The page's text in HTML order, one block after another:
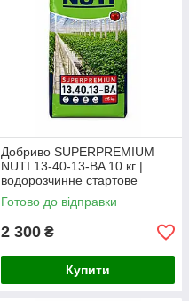
Добриво SUPERPREMIUM
NUTI 13-40-13-BA 10 кг |
водорозчинне стартове
добриво(фасоване з мішка)
Готово до відправки
2 300 ₴
Купити